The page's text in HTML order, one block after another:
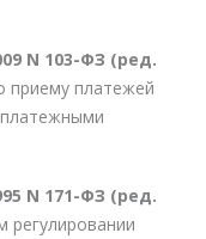
N 103-ФЗ (ред.
приему платежей
N 171-ФЗ (ред.
регулировании